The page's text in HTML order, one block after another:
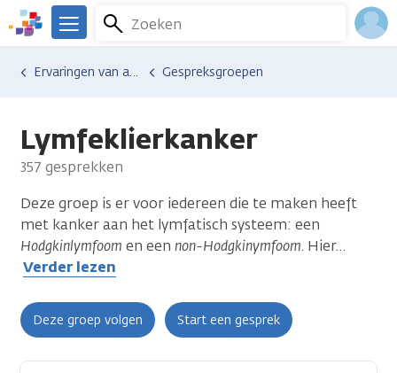
Overslaan
en
naar
We
er
Kanker.nl
Zoeken
Menu
Ervaringen van anderen Gespreksgroepen
Lymfeklierkanker
357 gesprekken
Deze groep is er voor iedereen die te maken heeft
met kanker aan het lymfatisch systeem: een
Hodgkinlymfoom en een non-Hodgkinymfoom. Hier…
Verder lezen
Deze groep volgen Start een gesprek